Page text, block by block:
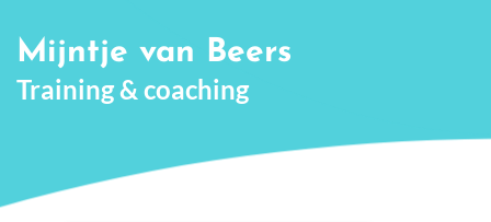
Mijntje van Beers
Training & coaching